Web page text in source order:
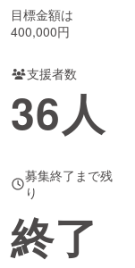
コミュニティ
目標金額は
400,000円
支援者数
36人
募集終了まで残
り
終了